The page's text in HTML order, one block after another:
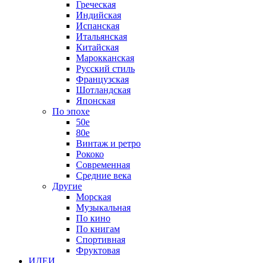
Греческая
Индийская
Испанская
Итальянская
Китайская
Марокканская
Русский стиль
Французская
Шотландская
Японская
По эпохе
50е
80е
Винтаж и ретро
Рококо
Современная
Средние века
Другие
Морская
Музыкальная
По кино
По книгам
Спортивная
Фруктовая
ИДЕИ